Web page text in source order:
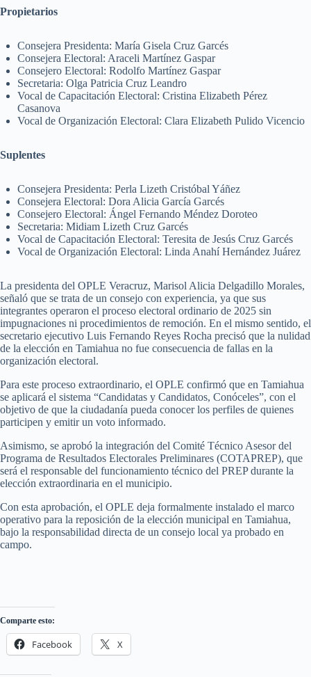
Propietarios
Consejera Presidenta: María Gisela Cruz Garcés
Consejera Electoral: Araceli Martínez Gaspar
Consejero Electoral: Rodolfo Martínez Gaspar
Secretaria: Olga Patricia Cruz Leandro
Vocal de Capacitación Electoral: Cristina Elizabeth Pérez
Casanova
Vocal de Organización Electoral: Clara Elizabeth Pulido Vicencio
Suplentes
Consejera Presidenta: Perla Lizeth Cristóbal Yáñez
Consejera Electoral: Dora Alicia García Garcés
Consejero Electoral: Ángel Fernando Méndez Doroteo
Secretaria: Midiam Lizeth Cruz Garcés
Vocal de Capacitación Electoral: Teresita de Jesús Cruz Garcés
Vocal de Organización Electoral: Linda Anahí Hernández Juárez
La presidenta del OPLE Veracruz, Marisol Alicia Delgadillo Morales,
señaló que se trata de un consejo con experiencia, ya que sus
integrantes operaron el proceso electoral ordinario de 2025 sin
impugnaciones ni procedimientos de remoción. En el mismo sentido, el
secretario ejecutivo Luis Fernando Reyes Rocha precisó que la nulidad
de la elección en Tamiahua no fue consecuencia de fallas en la
organización electoral.
Para este proceso extraordinario, el OPLE confirmó que en Tamiahua
se aplicará el sistema “Candidatas y Candidatos, Conóceles”, con el
objetivo de que la ciudadanía pueda conocer los perfiles de quienes
participen y emitir un voto informado.
Asimismo, se aprobó la integración del Comité Técnico Asesor del
Programa de Resultados Electorales Preliminares (COTAPREP), que
será el responsable del funcionamiento técnico del PREP durante la
elección extraordinaria en el municipio.
Con esta aprobación, el OPLE deja formalmente instalado el marco
operativo para la reposición de la elección municipal en Tamiahua,
bajo la responsabilidad directa de un consejo local ya probado en
campo.
Comparte esto:
Facebook X